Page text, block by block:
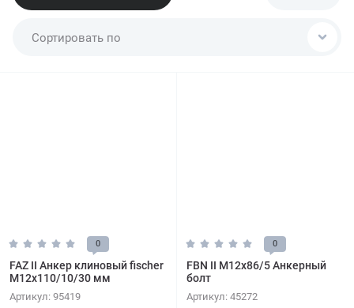
Сортировать по
0
FAZ II Анкер клиновый fischer
M12x110/10/30 мм
Артикул: 95419
0
FBN II M12x86/5 Анкерный
болт
Артикул: 45272